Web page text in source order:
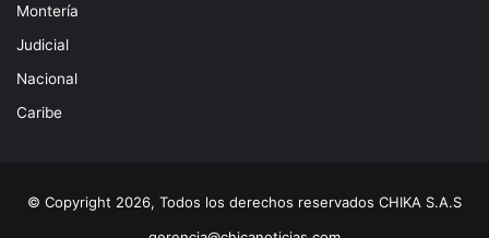
Montería
Judicial
Nacional
Caribe
© Copyright 2026, Todos los derechos reservados CHIKA S.A.S